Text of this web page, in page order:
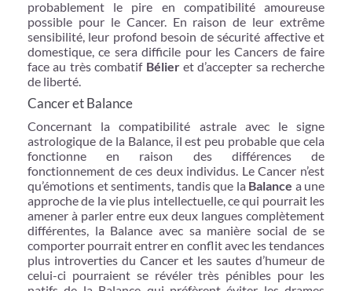
probablement le pire en compatibilité amoureuse
possible pour le Cancer. En raison de leur extrême
sensibilité, leur profond besoin de sécurité affective et
domestique, ce sera difficile pour les Cancers de faire
face au très combatif Bélieret d’accepter sa recherche
de liberté.
Cancer et Balance
Concernant la compatibilité astrale avec le signe
astrologique de la Balance, il est peu probable que cela
fonctionne en raison des différences de
fonctionnement de ces deux individus. Le Cancer n’est
qu’émotions et sentiments, tandis que la Balance a une
approche de la vie plus intellectuelle, ce qui pourrait les
amener à parler entre eux deux langues complètement
différentes, la Balance avec sa manière social de se
comporter pourrait entrer en conflit avec les tendances
plus introverties du Cancer et les sautes d’humeur de
celui-ci pourraient se révéler très pénibles pour les